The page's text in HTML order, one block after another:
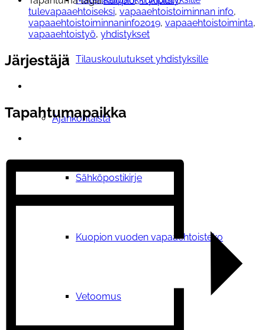
Tilauskoulutukset yhdistyksille
Ajankohtaista
Sähköpostikirje
Kuopion vuoden vapaaehtoisteko
Vetoomus
tulevapaaehtoiseksi, vapaaehtoistoiminnan info,
vapaaehtoistoiminnaninfo2019, vapaaehtoistoiminta,
vapaaehtoistyö, yhdistykset
Järjestäjä
Tapahtumapaikka